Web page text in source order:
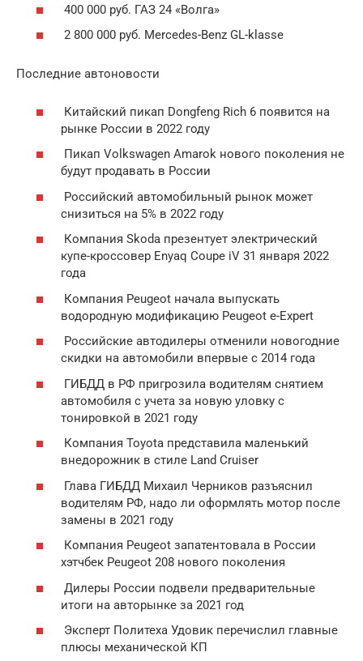
400 000 руб. ГАЗ 24 «Волга»
2 800 000 руб. Mercedes-Benz GL-klasse
Последние автоновости
Китайский пикап Dongfeng Rich 6 появится на
рынке России в 2022 году
Пикап Volkswagen Amarok нового поколения не
будут продавать в России
Российский автомобильный рынок может
снизиться на 5% в 2022 году
Компания Skoda презентует электрический
купе-кроссовер Enyaq Coupe iV 31 января 2022
года
Компания Peugeot начала выпускать
водородную модификацию Peugeot e-Expert
Российские автодилеры отменили новогодние
скидки на автомобили впервые с 2014 года
ГИБДД в РФ пригрозила водителям снятием
автомобиля с учета за новую уловку с
тонировкой в 2021 году
Компания Toyota представила маленький
внедорожник в стиле Land Cruiser
Глава ГИБДД Михаил Черников разъяснил
водителям РФ, надо ли оформлять мотор после
замены в 2021 году
Компания Peugeot запатентовала в России
хэтчбек Peugeot 208 нового поколения
Дилеры России подвели предварительные
итоги на авторынке за 2021 год
Эксперт Политеха Удовик перечислил главные
плюсы механической КП